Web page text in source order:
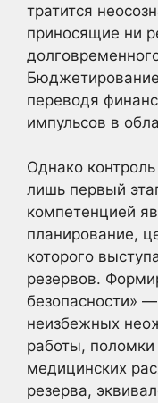
тратится
приносящие ни
переводя
импульсов в
Однако
лишь первый
компетенцией
планирование,
которого
резервов.
безопасности»
неизбежных
работы,
медицинских
резерва,